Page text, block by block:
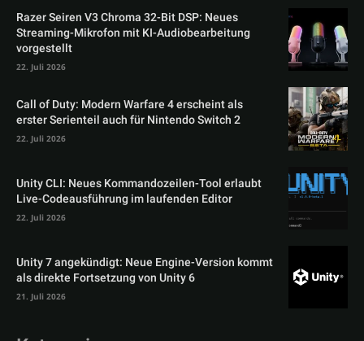
Razer Seiren V3 Chroma 32-Bit DSP: Neues
Streaming-Mikrofon mit KI-Audiobearbeitung
vorgestellt
22. Juli 2026
Call of Duty: Modern Warfare 4 erscheint als
erster Serienteil auch für Nintendo Switch 2
22. Juli 2026
Unity CLI: Neues Kommandozeilen-Tool erlaubt
Live-Codeausführung im laufenden Editor
22. Juli 2026
Unity 7 angekündigt: Neue Engine-Version kommt
als direkte Fortsetzung von Unity 6
21. Juli 2026